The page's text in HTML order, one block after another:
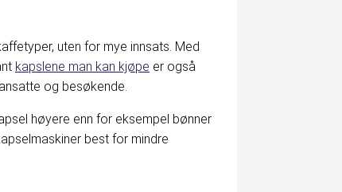
uten for mye innsats. Med
kapslene man kan kjøpe er også
og besøkende.
høyere enn for eksempel bønner
best for mindre